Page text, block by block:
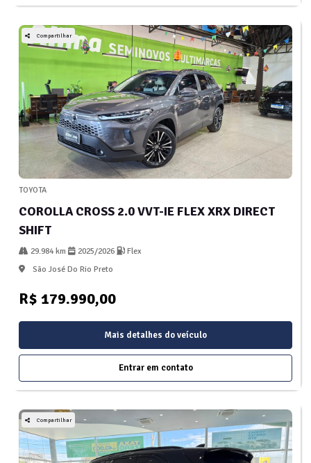
Compartilhar
TOYOTA
COROLLA CROSS 2.0 VVT-IE FLEX XRX DIRECT
SHIFT
29.984 km 2025/2026
Flex
São José Do Rio Preto
R$ 179.990,00
Mais detalhes do veículo
Entrar em contato
Compartilhar